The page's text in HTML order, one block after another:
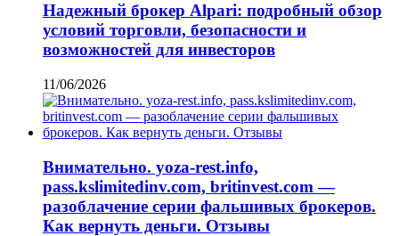
Надежный брокер Alpari: подробный обзор
условий торговли, безопасности и
возможностей для инвесторов
11/06/2026
Внимательно. yoza-rest.info,
pass.kslimitedinv.com, britinvest.com —
разоблачение серии фальшивых брокеров.
Как вернуть деньги. Отзывы